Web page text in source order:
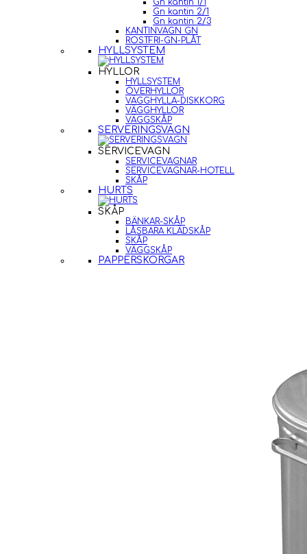
Gn kantin 1/1
Gn kantin 2/1
Gn kantin 2/3
KANTINVAGN GN
ROSTFRI-GN-PLÅT
HYLLSYSTEM
HYLLOR
HYLLSYSTEM
ÖVERHYLLOR
VÄGGHYLLA-DISKKORG
VÄGGHYLLOR
VÄGGSKÅP
SERVERINGSVAGN
SERVICEVAGN
SERVICEVAGNAR
SERVICEVAGNAR-HOTELL
SKÅP
HURTS
SKÅP
BÄNKAR-SKÅP
LÅSBARA KLÄDSKÅP
SKÅP
VÄGGSKÅP
PAPPERSKORGAR